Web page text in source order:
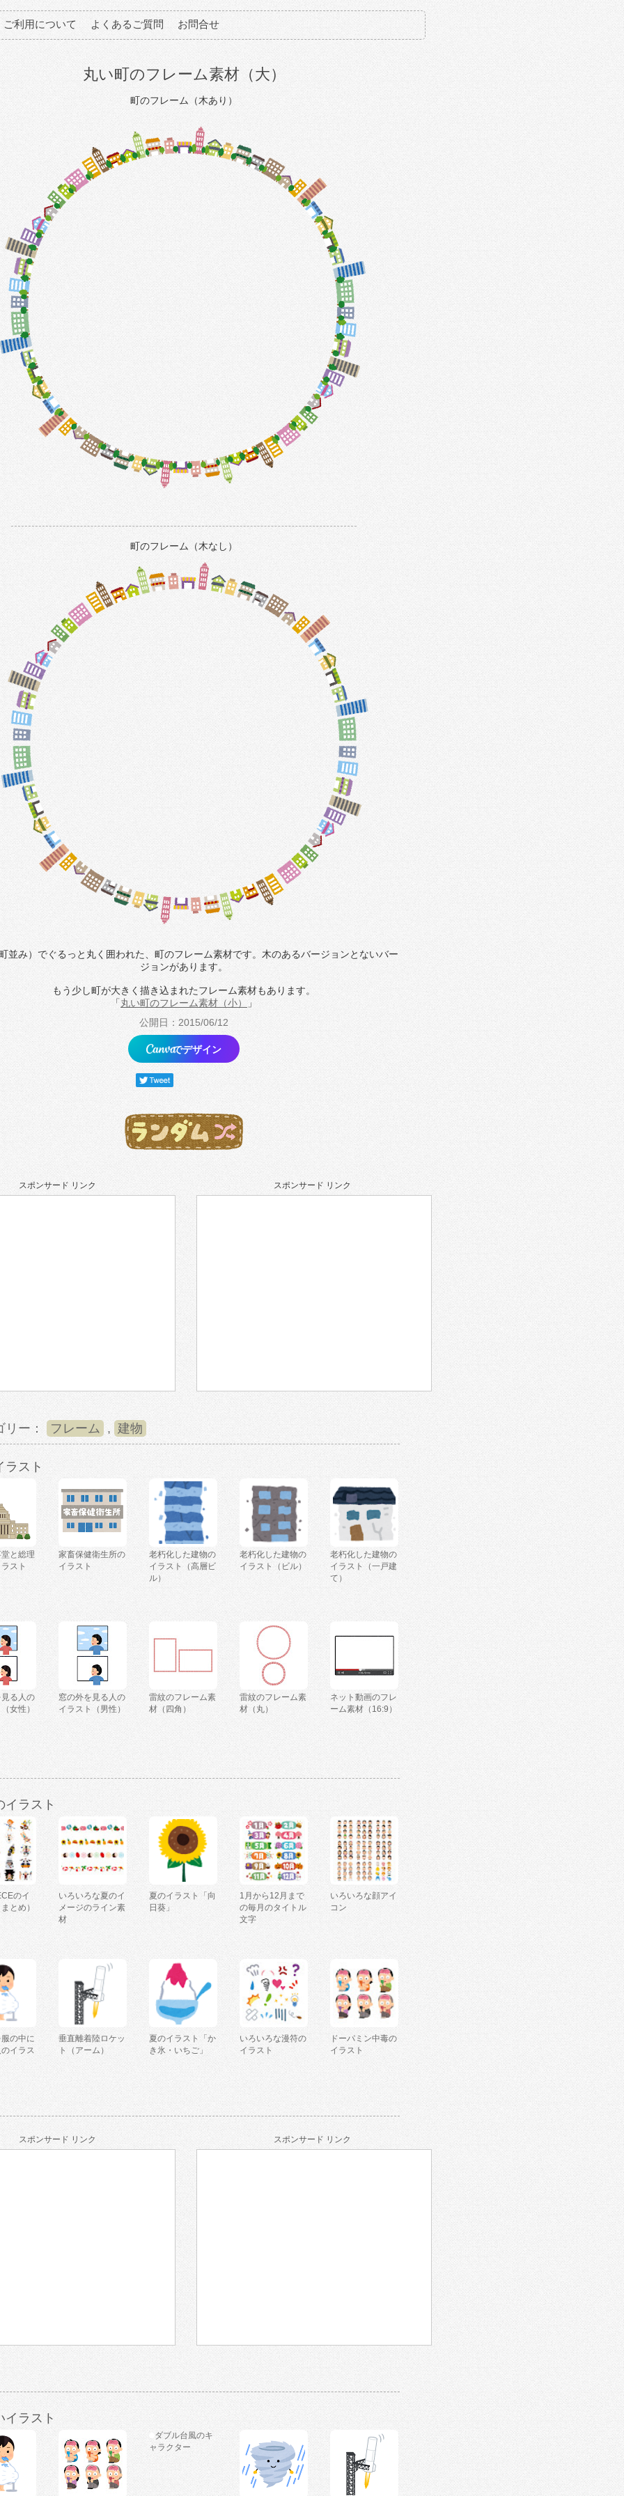
ご利用について よくあるご質問 お問合せ
丸い町のフレーム素材（大）
町のフレーム（木あり）
町のフレーム（木なし）
並み）でぐるっと丸く囲われた、町のフレーム素材です。木のあるバージョンとないバー
ジョンがあります。
もう少し町が大きく描き込まれたフレーム素材もあります。
「丸い町のフレーム素材（小）
」
公開日：2015/06/12
でデザイン
スポンサード リンク スポンサード リンク
リー： フレーム , 建物
ラスト
と総理
スト
家畜保健衛生所の
イラスト
老朽化した建物の
イラスト（高層ビ
ル）
老朽化した建物の
イラスト（ビル）
老朽化した建物の
イラスト（一戸建
て）
る人の
女性）
窓の外を見る人の
イラスト（男性）
雷紋のフレーム素
材（四角）
雷紋のフレーム素
材（丸）
ネット動画のフレ
ーム素材（16:9）
イラスト
のイ
とめ）
いろいろな夏のイ
メージのライン素
材
夏のイラスト「向
日葵」
1月から12月まで
の毎月のタイトル
文字
いろいろな顔アイ
コン
の中に
イラス
垂直離着陸ロケッ
ト（アーム）
夏のイラスト「か
き氷・いちご」
いろいろな漫符の
イラスト
ドーパミン中毒の
イラスト
スポンサード リンク スポンサード リンク
イラスト
ダブル台風のキ
ャラクター